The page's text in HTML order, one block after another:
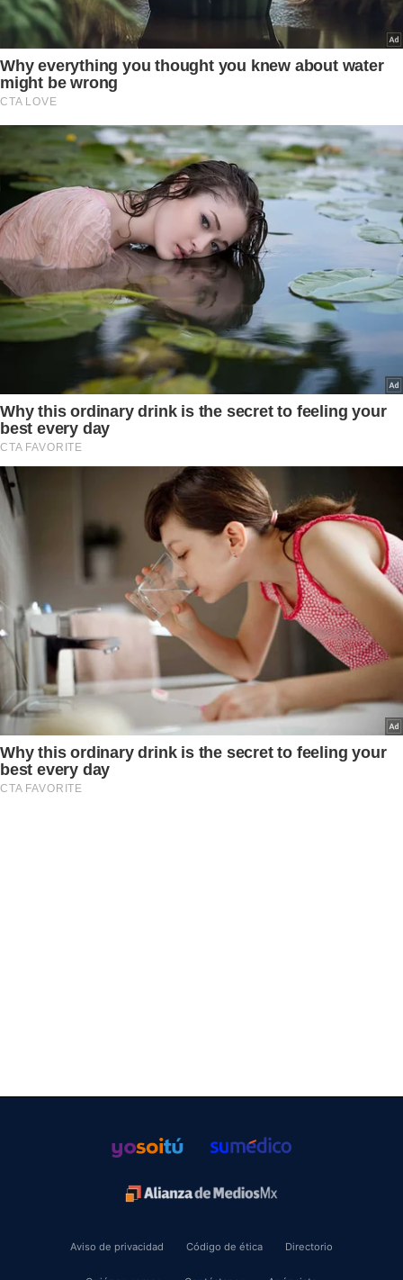
Aviso de privacidad Código de ética Directorio